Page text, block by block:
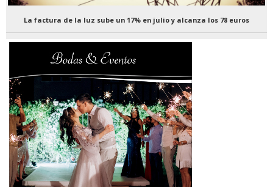
La factura de la luz sube un 17% en julio y alcanza los 78 euros